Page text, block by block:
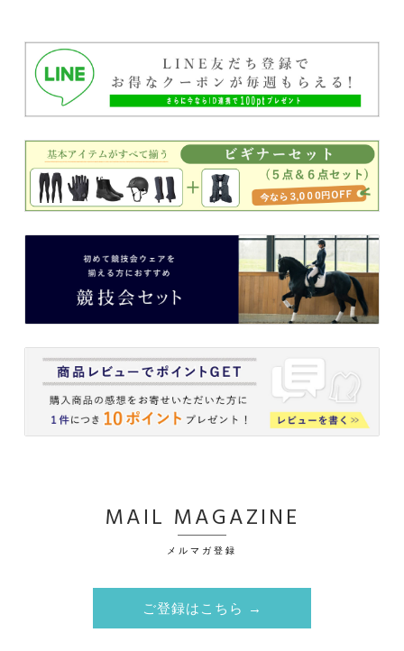
MAIL MAGAZINE
メルマガ登録
ご登録はこちら →